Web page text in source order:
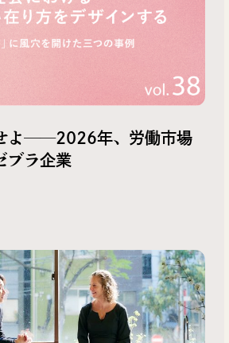
よ──2026年、労働市場
ブラ企業